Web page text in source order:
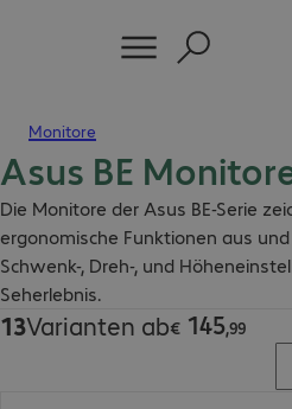
Monitore
Asus BE
Die Monitore der Asus BE-Serie
ergonomische Funktionen aus
Schwenk-, Dreh-, und
Seherlebnis.
13Varianten ab€ 145,99
€ 145,99